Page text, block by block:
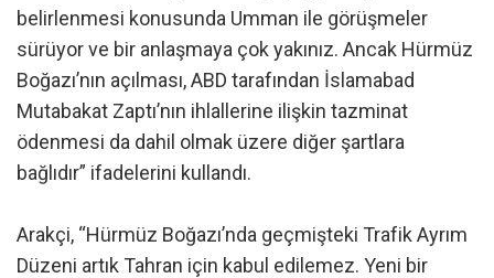
belirlenmesi konusunda Umman ile görüşmeler
sürüyor ve bir anlaşmaya çok yakınız. Ancak Hürmüz
Boğazı’nın açılması, ABD tarafından İslamabad
Mutabakat Zaptı’nın ihlallerine ilişkin tazminat
ödenmesi da dahil olmak üzere diğer şartlara
bağlıdır” ifadelerini kullandı.
Arakçi, “Hürmüz Boğazı’nda geçmişteki Trafik Ayrım
Düzeni artık Tahran için kabul edilemez. Yeni bir